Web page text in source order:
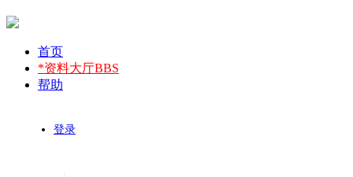
首页
*资料大厅BBS
帮助
登录